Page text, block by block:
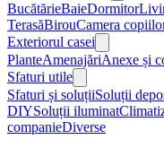
BucătărieBaieDormitor
TerasăBirouCamera
Exteriorul casei
PlanteAmenajăriAnexe și
Sfaturi utile
Sfaturi și soluțiiSoluții
DIYSoluții iluminat
companieDiverse